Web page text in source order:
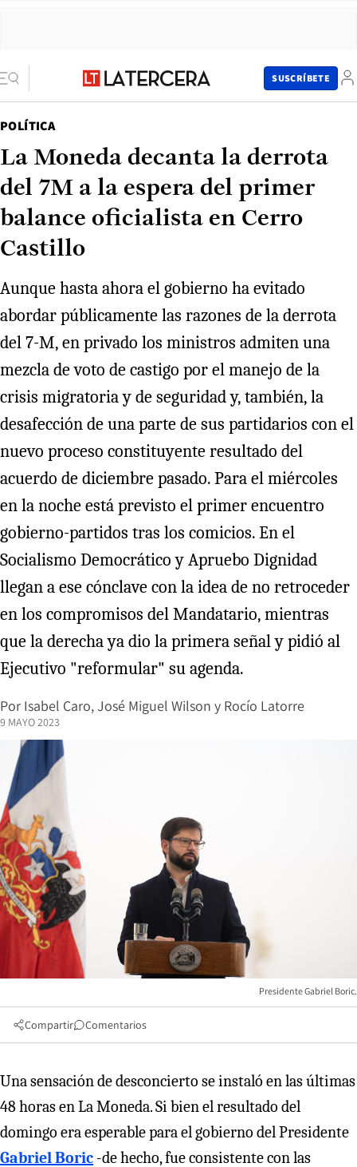
SUSCRÍBETE
POLÍTICA
La Moneda decanta la derrota
del 7M a la espera del primer
balance oficialista en Cerro
Castillo
Aunque hasta ahora el gobierno ha evitado
abordar públicamente las razones de la derrota
del 7-M, en privado los ministros admiten una
mezcla de voto de castigo por el manejo de la
crisis migratoria y de seguridad y, también, la
desafección de una parte de sus partidarios con el
nuevo proceso constituyente resultado del
acuerdo de diciembre pasado. Para el miércoles
en la noche está previsto el primer encuentro
gobierno-partidos tras los comicios. En el
Socialismo Democrático y Apruebo Dignidad
llegan a ese cónclave con la idea de no retroceder
en los compromisos del Mandatario, mientras
que la derecha ya dio la primera señal y pidió al
Ejecutivo "reformular" su agenda.
Por Isabel Caro,José Miguel Wilson y Rocío Latorre
9 MAYO 2023
Presidente Gabriel Boric.
Compartir Comentarios
Una sensación de desconcierto se instaló en las últimas
48 horas en La Moneda. Si bien el resultado del
domingo era esperable para el gobierno del Presidente
Gabriel Boric -de hecho, fue consistente con las